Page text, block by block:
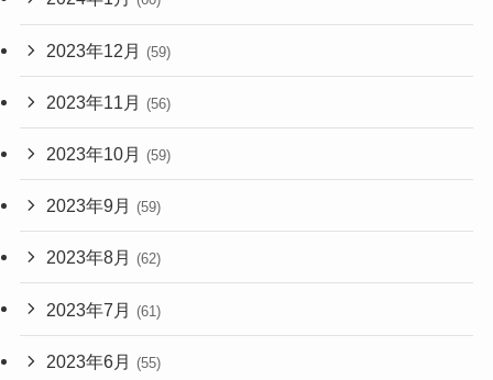
2023年12月 (59)
2023年11月 (56)
2023年10月 (59)
2023年9月 (59)
2023年8月 (62)
2023年7月 (61)
2023年6月 (55)